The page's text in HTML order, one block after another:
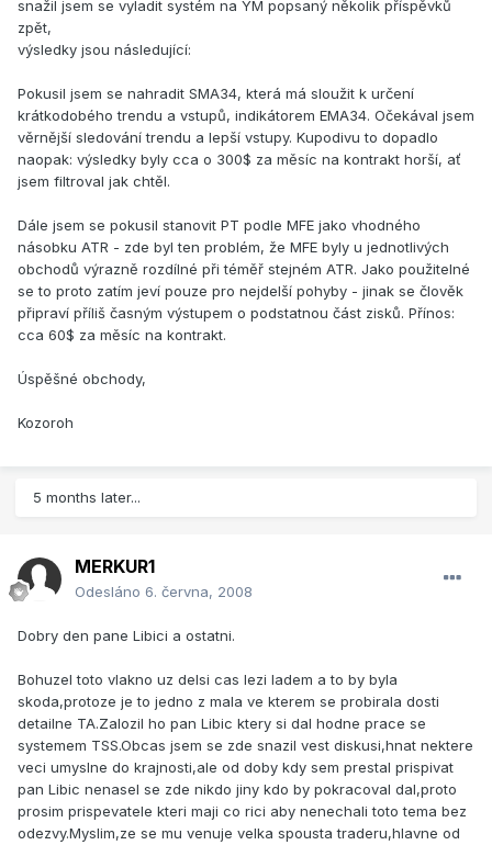
snažil jsem se vyladit systém na YM popsaný několik příspěvků
zpět,
výsledky jsou následující:
Pokusil jsem se nahradit SMA34, která má sloužit k určení
krátkodobého trendu a vstupů, indikátorem EMA34. Očekával jsem
věrnější sledování trendu a lepší vstupy. Kupodivu to dopadlo
naopak: výsledky byly cca o 300$ za měsíc na kontrakt horší, ať
jsem filtroval jak chtěl.
Dále jsem se pokusil stanovit PT podle MFE jako vhodného
násobku ATR - zde byl ten problém, že MFE byly u jednotlivých
obchodů výrazně rozdílné při téměř stejném ATR. Jako použitelné
se to proto zatím jeví pouze pro nejdelší pohyby - jinak se člověk
připraví příliš časným výstupem o podstatnou část zisků. Přínos:
cca 60$ za měsíc na kontrakt.
Úspěšné obchody,
Kozoroh
5 months later...
MERKUR1
Odesláno 6. června, 2008
Dobry den pane Libici a ostatni.
Bohuzel toto vlakno uz delsi cas lezi ladem a to by byla
skoda,protoze je to jedno z mala ve kterem se probirala dosti
detailne TA.Zalozil ho pan Libic ktery si dal hodne prace se
systemem TSS.Obcas jsem se zde snazil vest diskusi,hnat nektere
veci umyslne do krajnosti,ale od doby kdy sem prestal prispivat
pan Libic nenasel se zde nikdo jiny kdo by pokracoval dal,proto
prosim prispevatele kteri maji co rici aby nenechali toto tema bez
odezvy.Myslim,ze se mu venuje velka spousta traderu,hlavne od